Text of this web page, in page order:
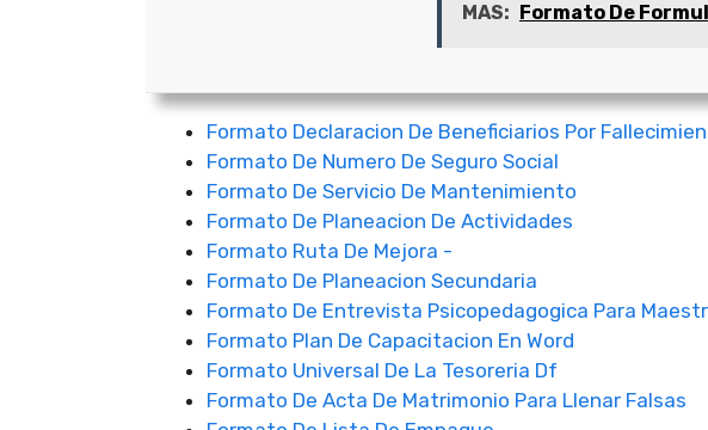
MAS: Formato De
Formato Declaracion De Beneficiarios Por
Formato De Numero De Seguro Social
Formato De Servicio De Mantenimiento
Formato De Planeacion De Actividades
Formato Ruta De Mejora -
Formato De Planeacion Secundaria
Formato De Entrevista Psicopedagogica Para
Formato Plan De Capacitacion En Word
Formato Universal De La Tesoreria Df
Formato De Acta De Matrimonio Para Llenar Falsas